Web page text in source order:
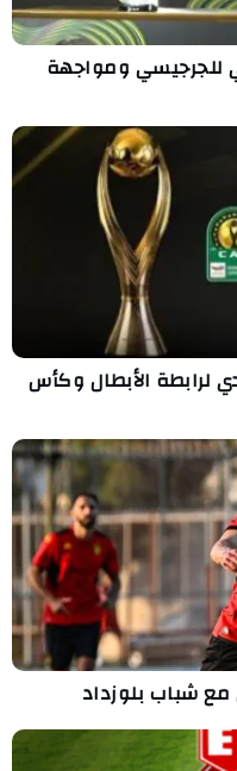
للجرجيسي ومواجهة
لرابطة الأبطال وكأس
مع شباب بلوزداد